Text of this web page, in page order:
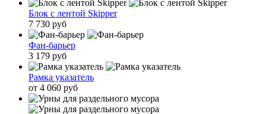
Блок с лентой Skipper
7 730 руб
Фан-барьер
3 179 руб
Рамка указатель
от 4 060 руб